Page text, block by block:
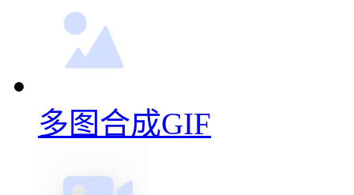
多图合成GIF
视频转GIF